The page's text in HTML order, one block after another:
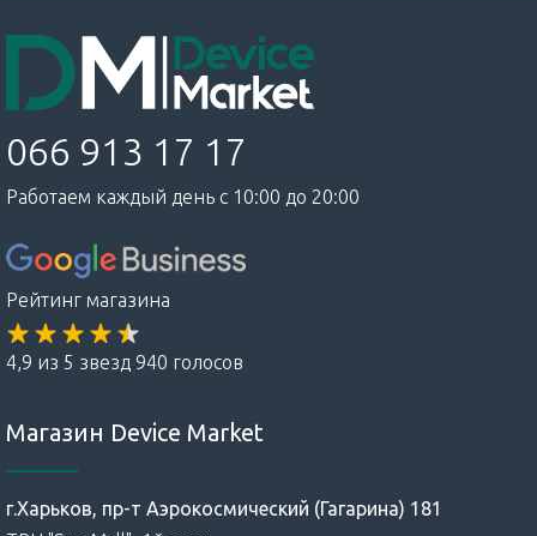
066 913 17 17
Работаем каждый день с 10:00 до 20:00
Рейтинг магазина
4,9 из 5 звезд 940 голосов
Магазин Device Market
г.Харьков, пр-т Аэрокосмический (Гагарина) 181